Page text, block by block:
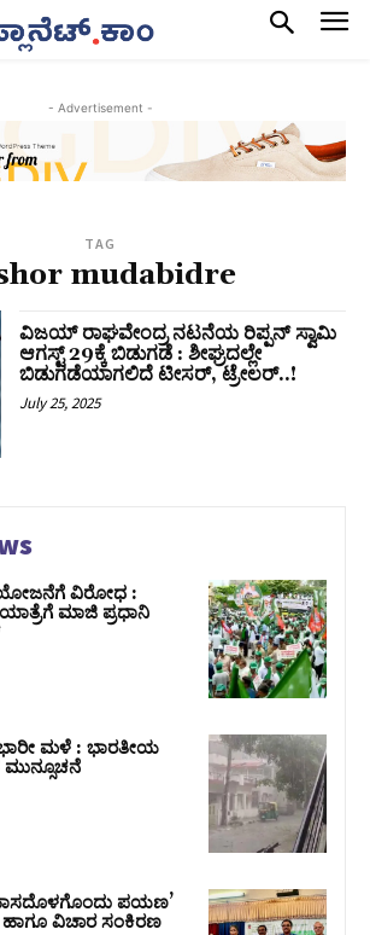
- Advertisement -
TAG
mudabidre
ವಿಜಯ್‌ ರಾಘವೇಂದ್ರ ನಟನೆಯ ರಿಪ್ಪನ್‌ ಸ್ವಾಮಿ
ಆಗಸ್ಟ್ 29ಕ್ಕೆ ಬಿಡುಗಡೆ : ಶೀಘ್ರದಲ್ಲೇ
ಬಿಡುಗಡೆಯಾಗಲಿದೆ ಟೀಸರ್, ಟ್ರೇಲರ್..!
July 25, 2025
ವಿರೋಧ :
ಮಾಜಿ ಪ್ರಧಾನಿ
ಭಾರೀ ಮಳೆ : ಭಾರತೀಯ
ಪಯಣ’
ಹಾಗೂ ವಿಚಾರ ಸಂಕಿರಣ